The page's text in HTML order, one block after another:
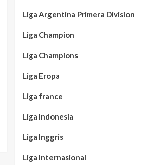
Liga Argentina Primera Division
Liga Champion
Liga Champions
Liga Eropa
Liga france
Liga Indonesia
Liga Inggris
Liga Internasional